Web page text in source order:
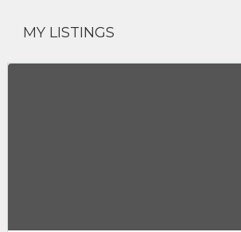
MY LISTINGS